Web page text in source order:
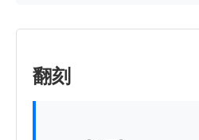
翻刻